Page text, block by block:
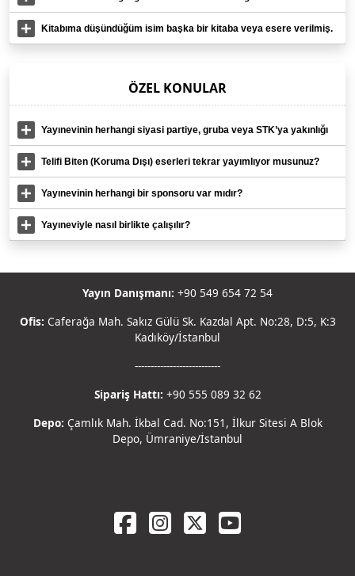
istemiyorum.
Kitabıma düşündüğüm isim başka bir kitaba veya esere verilmiş.
ÖZEL KONULAR
Yayınevinin herhangi siyasi partiye, gruba veya STK’ya yakınlığı
veya karşıtlığı var mıdır?
Telifi Biten (Koruma Dışı) eserleri tekrar yayımlıyor musunuz?
Yayınevinin herhangi bir sponsoru var mıdır?
Yayıneviyle nasıl birlikte çalışılır?
Yayın Danışmanı: +90 549 654 72 54
Ofis: Caferağa Mah. Sakız Gülü Sk. Kazdal Apt. No:28, D:5, K:3
Kadıköy/İstanbul
---------------------------
Sipariş Hattı: +90 555 089 32 62
Depo: Çamlık Mah. İkbal Cad. No:151, İlkur Sitesi A Blok
Depo, Ümraniye/İstanbul